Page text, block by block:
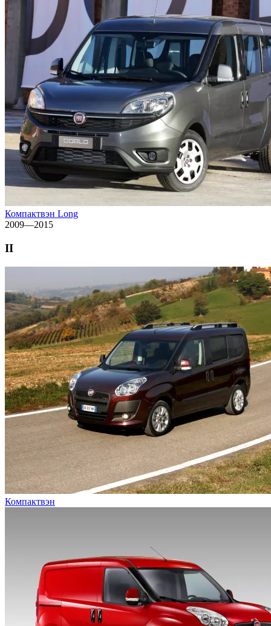
Компактвэн Long
2009—2015
II
Компактвэн